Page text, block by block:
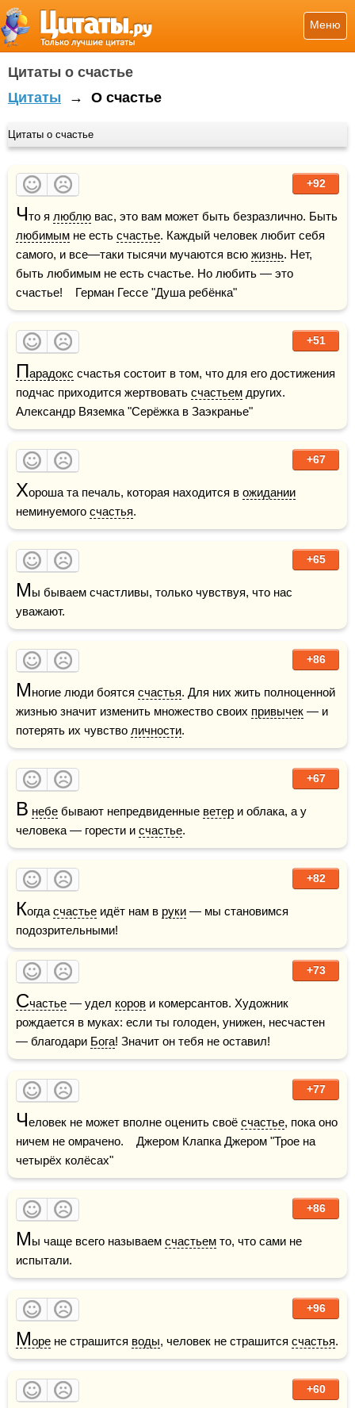
Меню
Цитаты о счастье
Цитаты → О счастье
Цитаты о счастье
+92
Что я люблю
любимым не есть счастье. Каждый человек любит себя
самого, и все—таки тысячи мучаются всю жизнь. Нет,
быть любимым не есть счастье. Но любить — это
счастье!    Герман Гессе "Душа ребёнка"
+51
Парадокс счастья состоит в том, что для его достижения
подчас приходится жертвовать счастьем других.
Александр Вяземка "Серёжка в Заэкранье"
+67
Хороша та печаль, которая находится в ожидании
неминуемого счастья.
+65
Мы бываем счастливы, только чувствуя, что нас
уважают.
+86
Многие люди боятся счастья. Для них жить полноценной
жизнью значит изменить множество своих привычек — и
потерять их чувство личности.
+67
В небе бывают непредвиденные ветер и облака, а у
человека — горести и счастье.
+82
Когда счастье идёт нам в руки — мы становимся
подозрительными!
+73
Счастье — удел коров и комерсантов. Художник
рождается в муках: если ты голоден, унижен, несчастен
— благодари Бога! Значит он тебя не оставил!
+77
Человек не может вполне оценить своё счастье, пока оно
ничем не омрачено.    Джером Клапка Джером "Трое на
четырёх колёсах"
+86
Мы чаще всего называем счастьем то, что сами не
испытали.
+96
Море не страшится воды, человек не страшится счастья
+60